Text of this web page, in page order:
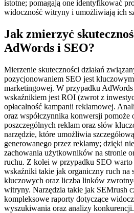
istotne; pomagają one identyfikować
widoczność witryny i umożliwiają ich
Jak zmierzyć
AdWords i SEO?
Mierzenie skuteczności działań
pozycjonowaniem SEO jest
marketingowej. W przypadku
wskaźnikiem jest ROI (zwrot z
opłacalność kampanii reklamowej.
oraz współczynnika konwersji pomoże
poszczególnych reklam oraz słów
narzędzie, które umożliwia
generowanego przez reklamy; dzięki
zachowania użytkowników na stronie
ruchu. Z kolei w przypadku SEO
wskaźniki takie jak organiczny ruch na
kluczowych oraz liczba linków
witryny. Narzędzia takie jak SEMrush
kompleksowe raporty dotyczące
wyszukiwania oraz analizy konkurencji.